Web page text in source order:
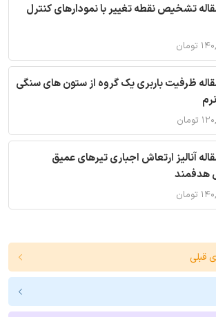
تشخیص نقطه تغییر با نمودارهای کنترل
ظرفیت باربری یک گروه از ستون های سنگی
آنالیز ارتعاش اجباری تیرهای عمیق
هدفمند
قبلی